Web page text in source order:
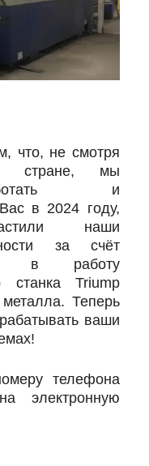
что, не смотря
стране, мы
и
в 2024 году,
наши
за счёт
в работу
станка Triump
Теперь
ваши
телефона